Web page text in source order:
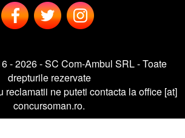
- 2026 - SC Com-Ambul SRL - Toate
drepturile rezervate
reclamatii ne puteti contacta la office [at]
concursoman.ro.